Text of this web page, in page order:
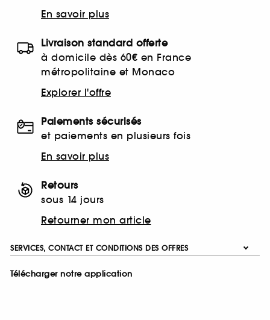
En savoir plus
Livraison standard offerte
à domicile dès 60€ en France
métropolitaine et Monaco
Explorer l'offre
Paiements sécurisés
et paiements en plusieurs fois
En savoir plus
Retours
sous 14 jours
Retourner mon article
SERVICES, CONTACT ET CONDITIONS DES OFFRES
Télécharger notre application